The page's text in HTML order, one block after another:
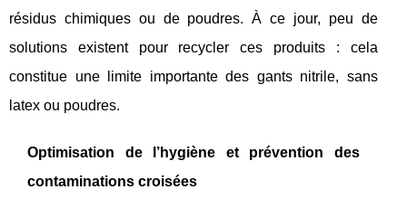
résidus chimiques ou de poudres. À ce jour, peu de
solutions existent pour recycler ces produits : cela
constitue une limite importante des gants nitrile, sans
latex ou poudres.
Optimisation de l’hygiène et prévention des
contaminations croisées